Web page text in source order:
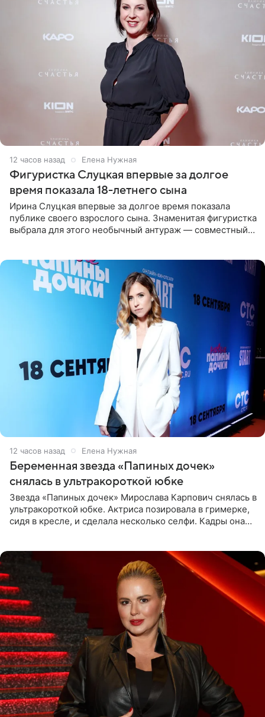
12 часов назад Елена Нужная
Фигуристка Слуцкая впервые за долгое
время показала 18-летнего сына
Ирина Слуцкая впервые за долгое время показала
публике своего взрослого сына. Знаменитая фигуристка
выбрала для этого необычный антураж — совместный
12 часов назад Елена Нужная
Беременная звезда «Папиных дочек»
снялась в ультракороткой юбке
Звезда «Папиных дочек» Мирослава Карпович снялась в
ультракороткой юбке. Актриса позировала в гримерке,
сидя в кресле, и сделала несколько селфи. Кадры она